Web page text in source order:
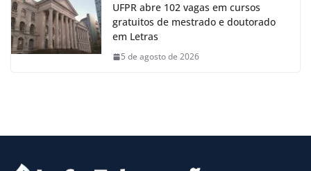
UFPR abre 102 vagas em cursos
gratuitos de mestrado e doutorado
em Letras
5 de agosto de 2026